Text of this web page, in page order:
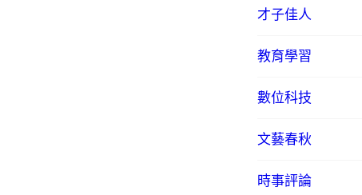
才子佳人
教育學習
數位科技
文藝春秋
時事評論